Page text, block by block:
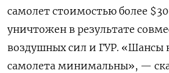
самолет стоимостью более
уничтожен в результате
воздушных сил и ГУР. «Шансы
самолета минимальны», —